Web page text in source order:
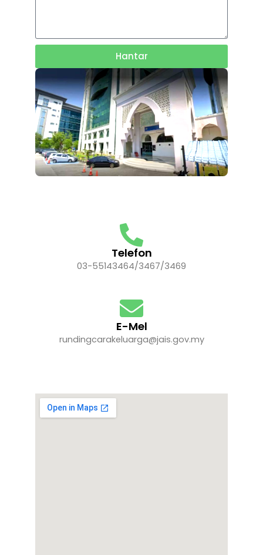
Hantar
Telefon
03-55143464/3467/3469
E-Mel
rundingcarakeluarga@jais.gov.my